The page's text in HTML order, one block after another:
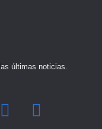
últimas noticias.
Y
T